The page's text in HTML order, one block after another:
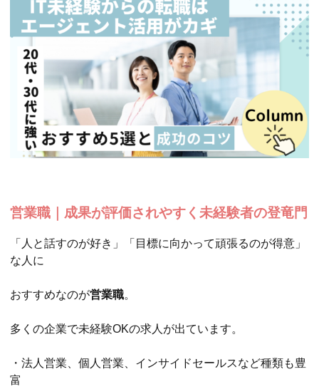
営業職｜成果が評価されやすく未経験者の登竜門
「人と話すのが好き」「目標に向かって頑張るのが得意」
な人に
おすすめなのが営業職。
多くの企業で未経験OKの求人が出ています。
・法人営業、個人営業、インサイドセールスなど種類も豊
富